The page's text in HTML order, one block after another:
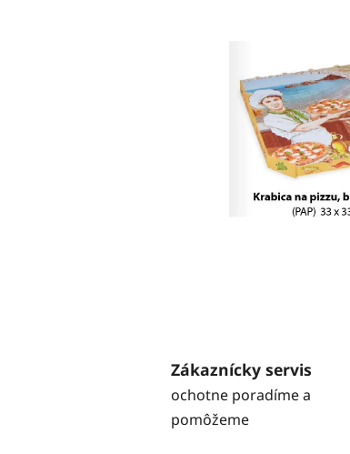
Zákaznícky servis
ochotne poradíme a
pomôžeme